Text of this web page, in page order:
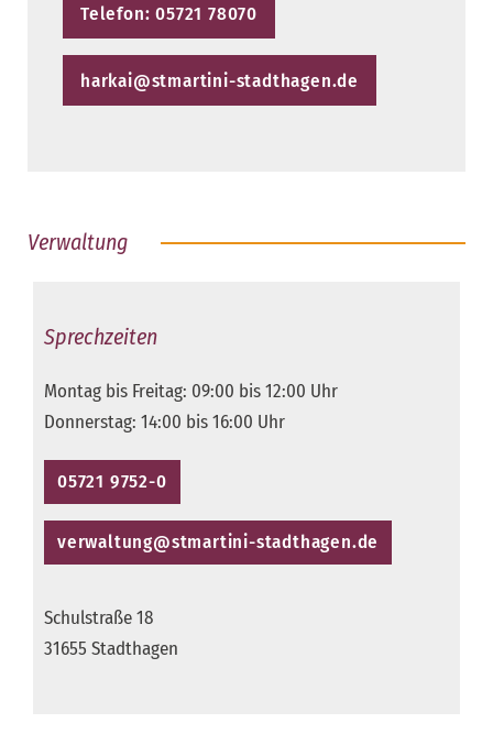
Telefon: 05721 78070
harkai@stmartini-stadthagen.de
Verwaltung
Sprechzeiten
Montag bis Freitag: 09:00 bis 12:00 Uhr
Donnerstag: 14:00 bis 16:00 Uhr
05721 9752-0
verwaltung@stmartini-stadthagen.de
Schulstraße 18
31655 Stadthagen